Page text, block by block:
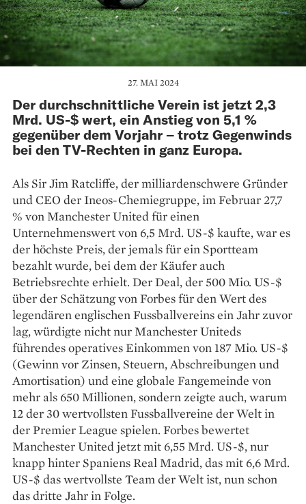
27. MAI 2024
Der durchschnittliche Verein ist jetzt 2,3
Mrd. US-$ wert, ein Anstieg von 5,1 %
gegenüber dem Vorjahr – trotz Gegenwinds
bei den TV-Rechten in ganz Europa.
Als Sir Jim Ratcliffe, der milliardenschwere Gründer
und CEO der Ineos-Chemiegruppe, im Februar 27,7
% von Manchester United für einen
Unternehmenswert von 6,5 Mrd. US-$ kaufte, war es
der höchste Preis, der jemals für ein Sportteam
bezahlt wurde, bei dem der Käufer auch
Betriebsrechte erhielt. Der Deal, der 500 Mio. US-$
über der Schätzung von Forbes für den Wert des
legendären englischen Fussballvereins ein Jahr zuvor
lag, würdigte nicht nur Manchester Uniteds
führendes operatives Einkommen von 187 Mio. US-$
(Gewinn vor Zinsen, Steuern, Abschreibungen und
Amortisation) und eine globale Fangemeinde von
mehr als 650 Millionen, sondern zeigte auch, warum
12 der 30 wertvollsten Fussballvereine der Welt in
der Premier League spielen. Forbes bewertet
Manchester United jetzt mit 6,55 Mrd. US-$, nur
knapp hinter Spaniens Real Madrid, das mit 6,6 Mrd.
US-$ das wertvollste Team der Welt ist, nun schon
das dritte Jahr in Folge.